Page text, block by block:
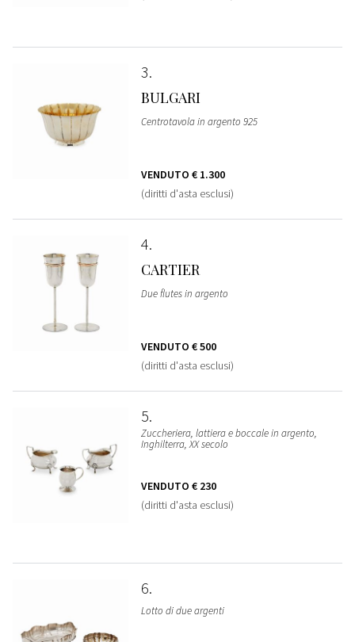
3
BULGARI
Centrotavola in argento 925
VENDUTO € 1.300
(diritti d'asta esclusi)
4
CARTIER
Due flutes in argento
VENDUTO € 500
(diritti d'asta esclusi)
5
Zuccheriera, lattiera e boccale in argento,
Inghilterra, XX secolo
VENDUTO € 230
(diritti d'asta esclusi)
6
Lotto di due argenti